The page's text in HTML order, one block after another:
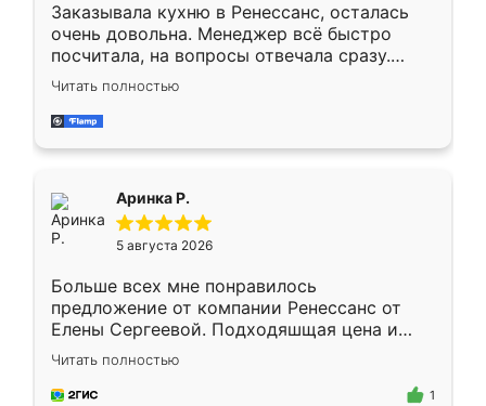
Заказывала кухню в Ренессанс, осталась
очень довольна. Менеджер всё быстро
посчитала, на вопросы отвечала сразу.
Замерщик приехал в субботу, подошёл к
делу со всей ответственностью. Собрали
за день, ребята работали аккуратно, даже
Читать полностью
Аринка Р.
5 августа 2026
Больше всех мне понравилось
предложение от компании Ренессанс от
Елены Сергеевой. Подходяшщая цена и
короткие сроки изготовления. Приехавший
для замера сотрудник Владислав
предложил по моему эскизу самый
Читать полностью
1